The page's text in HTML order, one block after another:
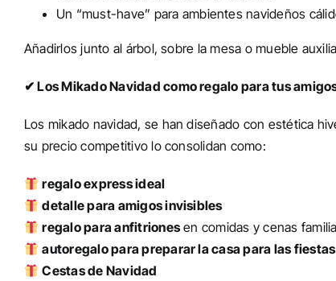
Un “must-have” para ambientes navideños
Añadirlos junto al árbol, sobre la mesa o mueble
✔ Los Mikado Navidad como regalo para tus
Los mikado navidad, se han diseñado con estética
su precio competitivo lo consolidan como:
regalo express ideal
detalle para amigos invisibles
regalo para anfitrionesen comidas y cenas
autoregalo para preparar la casa para las fiestas
Cestas de Navidad